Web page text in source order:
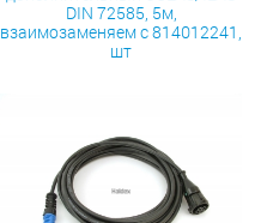
DIN 72585, 5м,
взаимозаменяем с 814012241,
шт